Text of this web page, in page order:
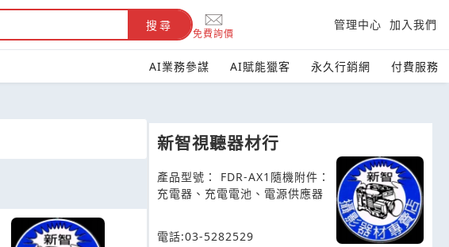
搜尋
免費詢價
管理中心 加入我們
AI業務參謀 AI賦能獵客 永久行銷網 付費服務
新智視聽器材行
產品型號： FDR-AX1隨機附件：
充電器、充電電池、電源供應器
電話:03-5282529